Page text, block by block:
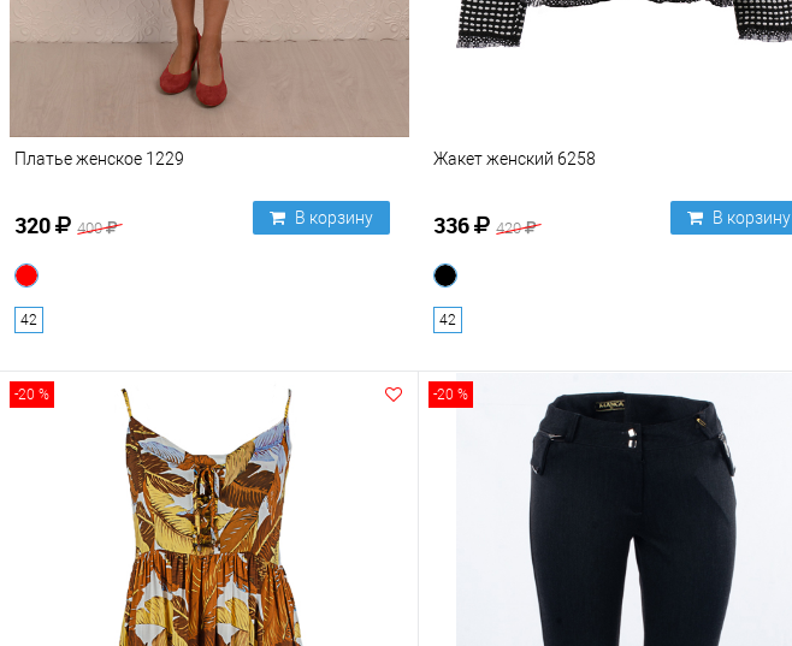
Платье женское 1229
320 400
В корзину
42
Жакет женский 6258
336 420
В корзину
42
-20 % -20 %